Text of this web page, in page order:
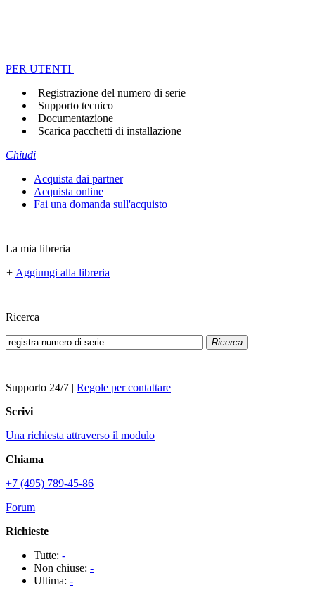
PER UTENTI
Registrazione del numero di serie
Supporto tecnico
Documentazione
Scarica pacchetti di installazione
Chiudi
Acquista dai partner
Acquista online
Fai una domanda sull'acquisto
La mia libreria
+ Aggiungi alla libreria
Ricerca
Ricerca
Supporto 24/7 | Regole per contattare
Scrivi
Una richiesta attraverso il modulo
Chiama
+7 (495) 789-45-86
Forum
Richieste
Tutte: -
Non chiuse: -
Ultima: -